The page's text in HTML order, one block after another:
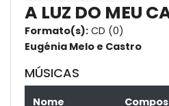
A LUZ DO MEU
Formato(s): CD (0)
Eugénia Melo e Castro
MÚSICAS
Nome